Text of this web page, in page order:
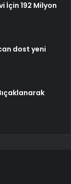
İçin 192 Milyon
dost yeni